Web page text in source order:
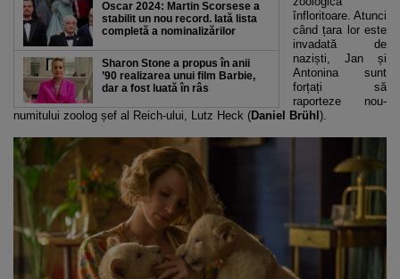
Oscar 2024: Martin Scorsese a
stabilit un nou record. Iată lista
completă a nominalizărilor
Sharon Stone a propus în anii
’90 realizarea unui film Barbie,
dar a fost luată în râs
înfloritoare. Atunci
când țara lor este
invadată de
naziști, Jan și
Antonina sunt
forțați să
raporteze nou-
numitului zoolog șef al Reich-ului, Lutz Heck (Daniel Brühl ).